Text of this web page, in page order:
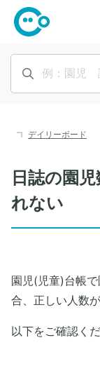
デイリーボード
日誌の園
れない
園児(児童)台帳
合、正しい人数
以下をご確認くだ